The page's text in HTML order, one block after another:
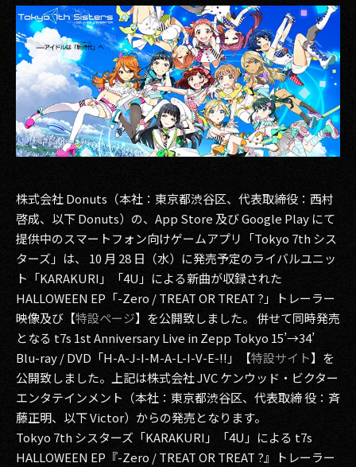
美少女図鑑
イベント
タテドラ
その他事業
2025
2024
2023
2022
2021
2020
2019
2018
PRIVACY POLICY
株式会社 Donuts（本社：東京都渋谷区、代表取締役：西村
啓成、以下 Donuts）の、App Store 及び Google Play にて
提供中のスマートフォン向けゲームアプリ「Tokyo 7th シス
ターズ」は、 10 月 28 日（水）に発売予定のライバルユニッ
ト「KARAKURI」「4U」による新曲が収録された
HALLOWEEN EP「-Zero / TREAT OR TREAT ?」トレーラー
映像及び【特設ページ】を公開致しました。 併せて同時発売
となる t7s 1st Anniversary Live in Zepp Tokyo 15’→34’
Blu-ray / DVD「H-A-J-I-M-A-L-I-V-E-!!」【特設サイト】を
公開致しました。上記は株式会社 JVC ケンウッド・ビクター
エンタテインメント（本社：東京都渋谷区、代表取締 役：斉
藤正明、以下 Victor）からの発売となります。
Tokyo 7th シスターズ「KARAKURI」「4U」による t7s
HALLOWEEN EP『-Zero / TREAT OR TREAT ?』トレーラー